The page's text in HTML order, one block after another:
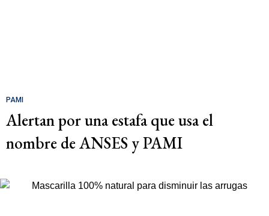
PAMI
Alertan por una estafa que usa el
nombre de ANSES y PAMI